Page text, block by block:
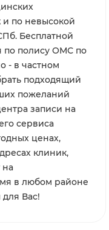
и по невысокой
Бесплатной
по полису ОМС по
- в частном
подходящий
пожеланий
записи на
сервиса
ценах,
клиник,
на
в любом районе
Вас!